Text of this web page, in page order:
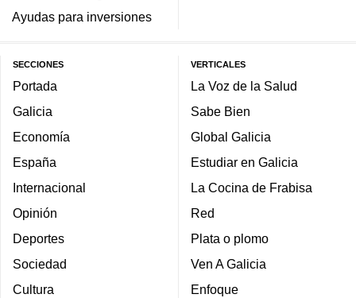
Ayudas para inversiones
SECCIONES
Portada
Galicia
Economía
España
Internacional
Opinión
Deportes
Sociedad
Cultura
VERTICALES
La Voz de la Salud
Sabe Bien
Global Galicia
Estudiar en Galicia
La Cocina de Frabisa
Red
Plata o plomo
Ven A Galicia
Enfoque